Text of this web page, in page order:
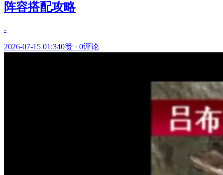
阵容搭配攻略
-
2026-07-15 01:340赞 · 0评论